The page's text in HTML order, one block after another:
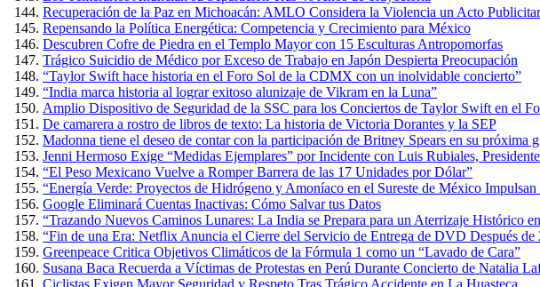
Recuperación de la Paz en Michoacán: AMLO Considera la Violencia un Acto
Repensando la Política Energética: Competencia y Crecimiento para México
Descubren Cofre de Piedra en el Templo Mayor con 15 Esculturas Antropomorfas
Trágico Suicidio de Médico por Exceso de Trabajo en Japón Despierta Preocupación
“Taylor Swift hace historia en el Foro Sol de la CDMX con un inolvidable concierto”
“India marca historia al lograr exitoso alunizaje de Vikram en la Luna”
Amplio Dispositivo de Seguridad de la SSC para los Conciertos de Taylor Swift en el
De camarera a rostro de libros de texto: La historia de Victoria Dorantes y la SEP
Madonna tiene el deseo de contar con la participación de Britney Spears en su próxima
Jenni Hermoso Exige “Medidas Ejemplares” por Incidente con Luis Rubiales,
“El Peso Mexicano Vuelve a Romper Barrera de las 17 Unidades por Dólar”
“Energía Verde: Proyectos de Hidrógeno y Amoníaco en el Sureste de México
Google Eliminará Cuentas Inactivas: Cómo Salvar tus Datos
“Trazando Nuevos Caminos Lunares: La India se Prepara para un Aterrizaje Histórico
“Fin de una Era: Netflix Anuncia el Cierre del Servicio de Entrega de DVD Después de
Greenpeace Critica Objetivos Climáticos de la Fórmula 1 como un “Lavado de Cara”
Susana Baca Recuerda a Víctimas de Protestas en Perú Durante Concierto de Natalia
Ciclistas Exigen Mayor Seguridad y Respeto Tras Trágico Accidente en La Huasteca